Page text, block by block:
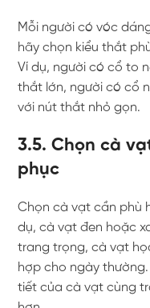
Mỗi người có vóc
hãy chọn kiểu thắt
Ví dụ, người có cổ to
thắt lớn, người có cổ
với nút thắt nhỏ gọn.
3.5. Chọn cà
phục
Chọn cà vạt cần phù
dụ, cà vạt đen hoặc
trang trọng, cà vạt
hợp cho ngày
tiết của cà vạt cùng